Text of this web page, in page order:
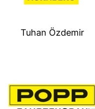
Tuhan Özdemir